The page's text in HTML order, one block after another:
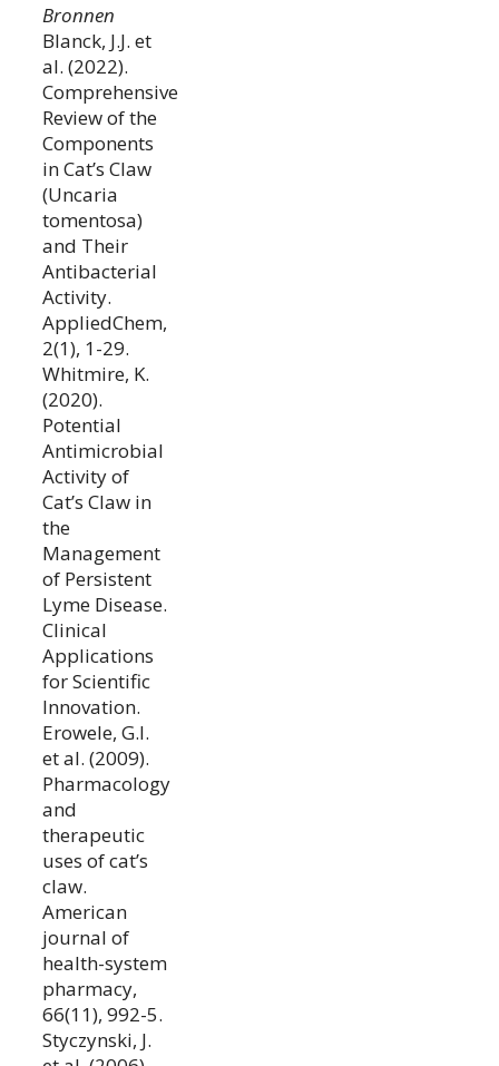
Bronnen
Blanck, J.J. et
al. (2022).
Comprehensive
Review of the
Components
in Cat’s Claw
(Uncaria
tomentosa)
and Their
Antibacterial
Activity.
AppliedChem,
2(1), 1-29.
Whitmire, K.
(2020).
Potential
Antimicrobial
Activity of
Cat’s Claw in
the
Management
of Persistent
Lyme Disease.
Clinical
Applications
for Scientific
Innovation.
Erowele, G.I.
et al. (2009).
Pharmacology
and
therapeutic
uses of cat’s
claw.
American
journal of
health-system
pharmacy,
66(11), 992-5.
Styczynski, J.